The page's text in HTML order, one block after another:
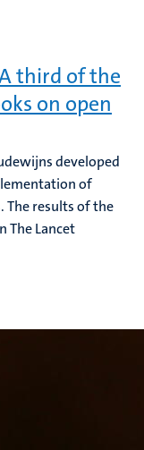
third of the
on open
developed
of
The results of the
The Lancet